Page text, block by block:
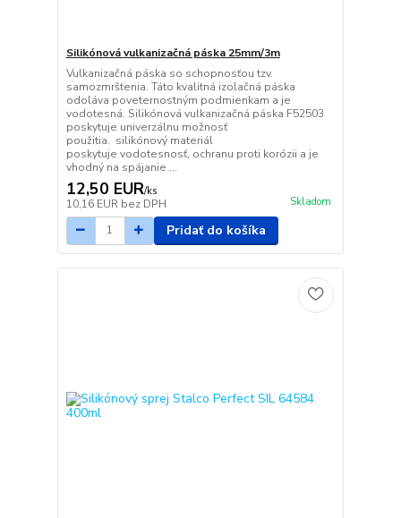
Silikónová vulkanizačná páska 25mm/3m
Vulkanizačná páska so schopnosťou tzv.
samozmrštenia. Táto kvalitná izolačná páska
odoláva poveternostným podmienkam a je
vodotesná. Silikónová vulkanizačná páska F52503
poskytuje univerzálnu možnosť
použitia. silikónový materiál
poskytuje vodotesnosť, ochranu proti korózii a je
vhodný na spájanie ...
12,50 EUR/ks
10,16 EUR bez DPH Skladom
Pridať do košíka